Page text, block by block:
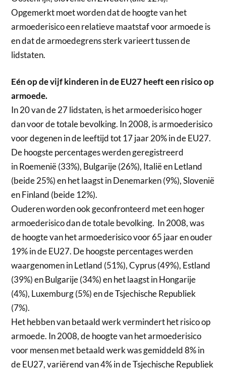
Opgemerkt moet worden dat de hoogte van het
armoederisico een relatieve maatstaf voor armoede is
en dat de armoedegrens sterk varieert tussen de
lidstaten.
Eén op de vijf kinderen in de EU27 heeft een risico op
armoede.
In 20 van de 27 lidstaten, is het armoederisico hoger
dan voor de totale bevolking. In 2008, is armoederisico
voor degenen in de leeftijd tot 17 jaar 20% in de EU27.
De hoogste percentages werden geregistreerd
in Roemenië (33%), Bulgarije (26%), Italië en Letland
(beide 25%) en het laagst in Denemarken (9%), Slovenië
en Finland (beide 12%).
Ouderen worden ook geconfronteerd met een hoger
armoederisico dan de totale bevolking. In 2008, was
de hoogte van het armoederisico voor 65 jaar en ouder
19% in de EU27. De hoogste percentages werden
waargenomen in Letland (51%), Cyprus (49%), Estland
(39%) en Bulgarije (34%) en het laagst in Hongarije
(4%), Luxemburg (5%) en de Tsjechische Republiek
(7%).
Het hebben van betaald werk vermindert het risico op
armoede. In 2008, de hoogte van het armoederisico
voor mensen met betaald werk was gemiddeld 8% in
de EU27, variërend van 4% in de Tsjechische Republiek